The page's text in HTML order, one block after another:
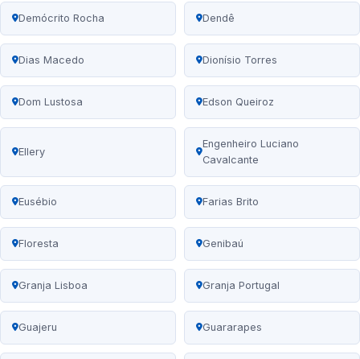
Demócrito Rocha Dendê
Dias Macedo Dionísio Torres
Dom Lustosa Edson Queiroz
Ellery
Engenheiro Luciano
Cavalcante
Eusébio Farias Brito
Floresta Genibaú
Granja Lisboa Granja Portugal
Guajeru Guararapes